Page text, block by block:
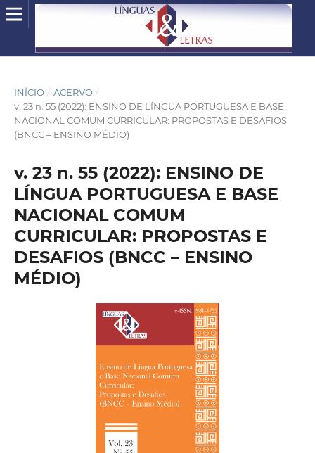
INÍCIO / ACERVO /
v. 23 n. 55 (2022): ENSINO DE LÍNGUA PORTUGUESA E BASE
NACIONAL COMUM CURRICULAR: PROPOSTAS E DESAFIOS
(BNCC – ENSINO MÉDIO)
v. 23 n. 55 (2022): ENSINO DE
LÍNGUA PORTUGUESA E BASE
NACIONAL COMUM
CURRICULAR: PROPOSTAS E
DESAFIOS (BNCC – ENSINO
MÉDIO)